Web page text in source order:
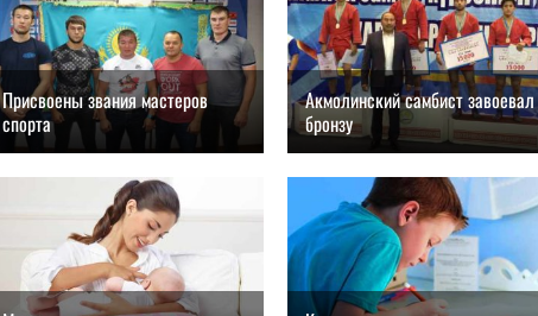
Присвоены звания мастеров
спорта
28.08.2018, 11:00
Акмолинский самбист завоевал
бронзу
28.08.2018, 10:00